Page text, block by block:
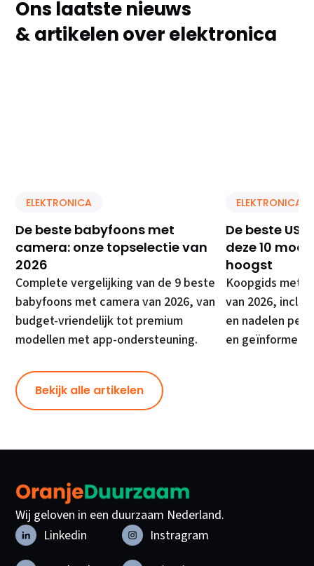
Ons laatste nieuws
& artikelen over elektronica
ELEKTRONICA
De beste babyfoons met
camera: onze topselectie van
2026
Complete vergelijking van de 9 beste
babyfoons met camera van 2026, van
budget-vriendelijk tot premium
modellen met app-ondersteuning.
ELEKTRONICA
De beste
deze 10
hoogst
Koopgids met
van 2026,
en nadelen per
en
Bekijk alle artikelen
Wij geloven in een duurzaam Nederland.
Linkedin
Instragram